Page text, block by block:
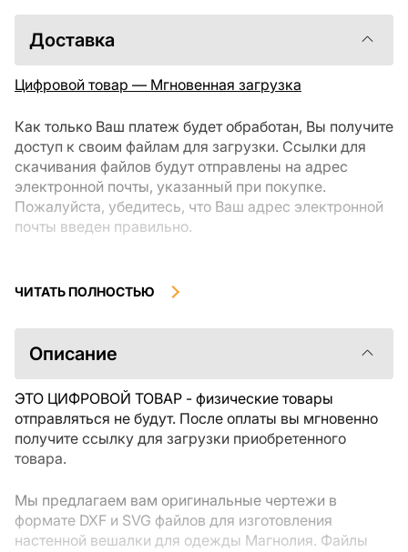
Доставка
Цифровой товар — Мгновенная загрузка
Как только Ваш платеж будет обработан, Вы получите
доступ к своим файлам для загрузки. Ссылки для
скачивания файлов будут отправлены на адрес
электронной почты, указанный при покупке.
Пожалуйста, убедитесь, что Ваш адрес электронной
почты введен правильно.
загрузки, не подлежат возврату или обмену после их
ознакомиться с описанием товара и задать все
интересующие Вас вопросы перед покупкой. Если у
свяжитесь с продавцом напрямую.
ЧИТАТЬ ПОЛНОСТЬЮ
Описание
ЭТО ЦИФРОВОЙ ТОВАР - физические товары
отправляться не будут. После оплаты вы мгновенно
получите ссылку для загрузки приобретенного
товара.
Мы предлагаем вам оригинальные чертежи в
формате DXF и SVG файлов для изготовления
настенной вешалки для одежды Магнолия. Файлы